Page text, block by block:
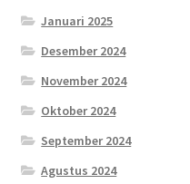
Januari 2025
Desember 2024
November 2024
Oktober 2024
September 2024
Agustus 2024